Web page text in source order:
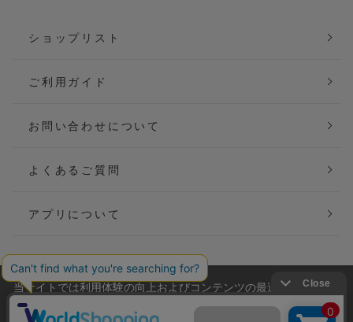
ショップリスト
ご利用ガイド
お問い合わせについて
よくあるご質問
アプリについて
会社概要
当サイトでは利用体験の向上およびコンテンツの最適な提供、ト
ラフィックの分析を目的としてCookieを使用しています。